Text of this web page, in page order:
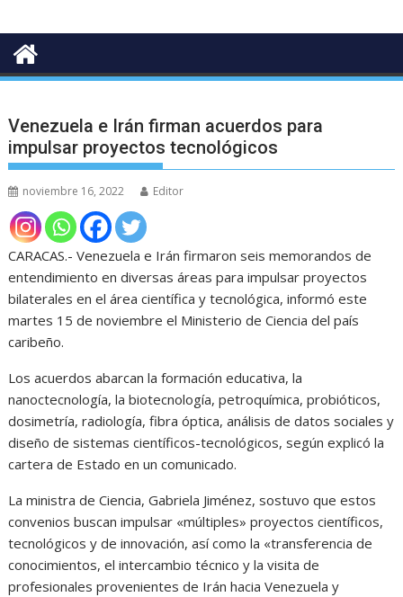
Venezuela e Irán firman acuerdos para
impulsar proyectos tecnológicos
noviembre 16, 2022 Editor
CARACAS.- Venezuela e Irán firmaron seis memorandos de
entendimiento en diversas áreas para impulsar proyectos
bilaterales en el área científica y tecnológica, informó este
martes 15 de noviembre el Ministerio de Ciencia del país
caribeño.
Los acuerdos abarcan la formación educativa, la
nanoctecnología, la biotecnología, petroquímica, probióticos,
dosimetría, radiología, fibra óptica, análisis de datos sociales y
diseño de sistemas científicos-tecnológicos, según explicó la
cartera de Estado en un comunicado.
La ministra de Ciencia, Gabriela Jiménez, sostuvo que estos
convenios buscan impulsar «múltiples» proyectos científicos,
tecnológicos y de innovación, así como la «transferencia de
conocimientos, el intercambio técnico y la visita de
profesionales provenientes de Irán hacia Venezuela y